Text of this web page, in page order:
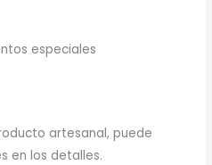
especiales
artesanal, puede
en los detalles.